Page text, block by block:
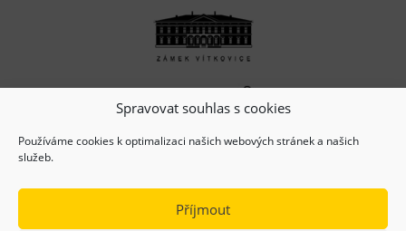
Spravovat souhlas s cookies
Používáme cookies k optimalizaci našich webových stránek a našich
služeb.
Příjmout